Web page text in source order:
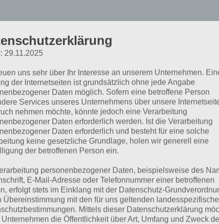
Island: Metropolen und
wollen wir etwas über den Inhalt, der Grafik und
sagen. Die App umfasst zurzeit mehr als 85
Wohnhäuser, Geschäftsgebäude,
zusammensetzt. Diese haben natürlich alle
kosten daher natürlich auch verschieden viel.
Besonderheit an City Island ist, dass deine Mitbürger
und Jobs brauchen um in die Stadt zu kommen.
errichten, sodass deine Bürger in deinre Stadt
du aber auch Jobs, damit sie dir Geld
einem zu viel oder zu wenig haben, gibt es irgendwo
29.11.2025
uns sehr über Ihr Interesse an unserem Unternehmen.
der Internetseiten ist grundsätzlich ohne jede Angabe
Daten möglich. Sofern eine betroffene Person
Services unseres Unternehmens über unsere
nehmen möchte, könnte jedoch eine Verarbeitung
Daten erforderlich werden. Ist die Verarbeitung
Daten erforderlich und besteht für eine solche
keine gesetzliche Grundlage, holen wir generell eine
der betroffenen Person ein.
personenbezogener Daten, beispielsweise des
E-Mail-Adresse oder Telefonnummer einer betroffenen
erfolgt stets im Einklang mit der Datenschutz-
Übereinstimmung mit den für uns geltenden
Mittels dieser Datenschutzerklärung
Unternehmen die Öffentlichkeit über Art, Umfang und Zweck